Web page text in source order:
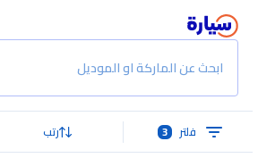
ابحث عن الماركة او الموديل
فلتر 3 رتب